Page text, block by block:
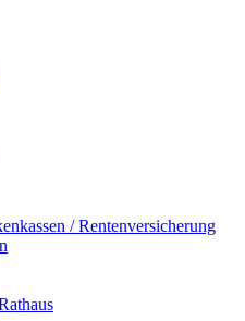
/ Rentenversicherung